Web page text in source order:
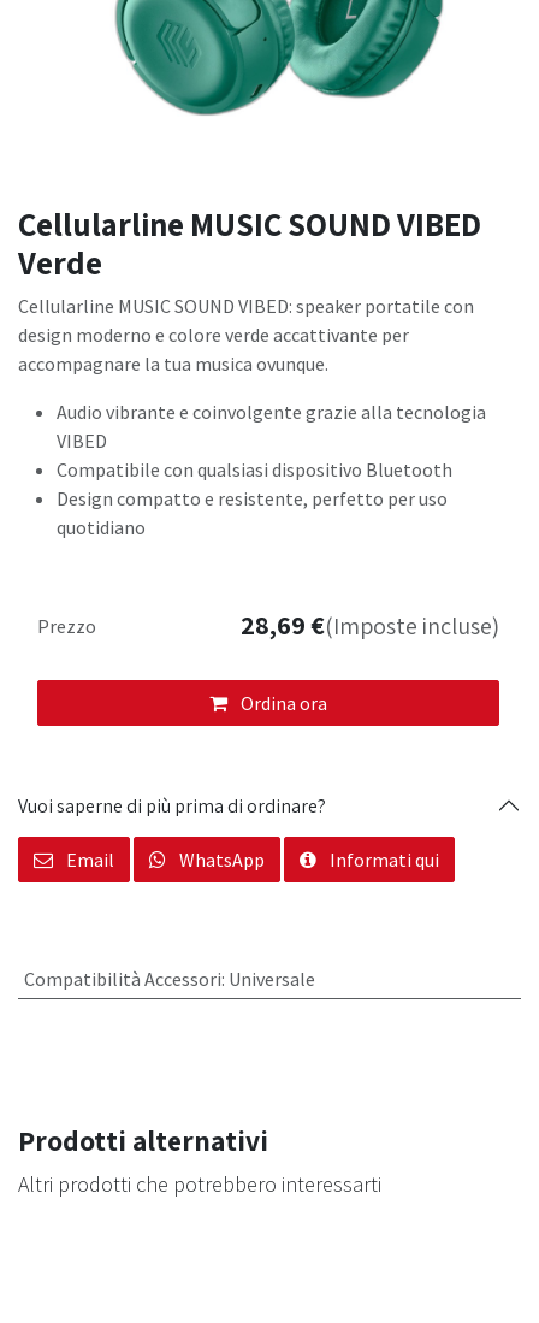
Cellularline MUSIC SOUND VIBED
Verde
Cellularline MUSIC SOUND VIBED: speaker portatile con
design moderno e colore verde accattivante per
accompagnare la tua musica ovunque.
Audio vibrante e coinvolgente grazie alla tecnologia
VIBED
Compatibile con qualsiasi dispositivo Bluetooth
Design compatto e resistente, perfetto per uso
quotidiano
Ordina ora
Prezzo 28,69€(Imposte incluse)
Vuoi saperne di più prima di ordinare?
Email WhatsApp Informati qui
Compatibilità Accessori: Universale
Prodotti alternativi
Altri prodotti che potrebbero interessarti